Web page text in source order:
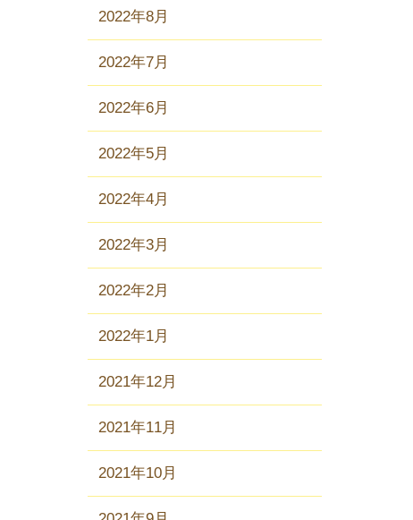
2022年8月
2022年7月
2022年6月
2022年5月
2022年4月
2022年3月
2022年2月
2022年1月
2021年12月
2021年11月
2021年10月